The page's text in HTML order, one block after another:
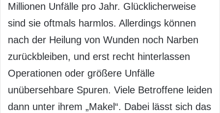
Millionen Unfälle pro Jahr. Glücklicherweise
sind sie oftmals harmlos. Allerdings können
nach der Heilung von Wunden noch Narben
zurückbleiben, und erst recht hinterlassen
Operationen oder größere Unfälle
unübersehbare Spuren. Viele Betroffene leiden
dann unter ihrem „Makel“. Dabei lässt sich das